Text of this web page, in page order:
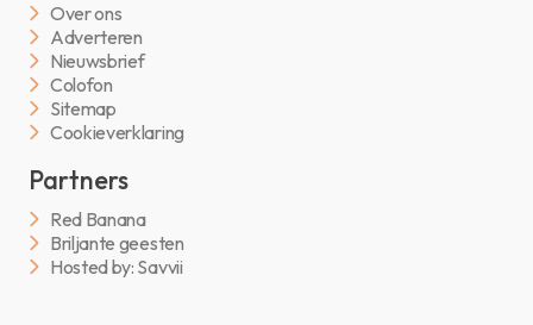
Over ons
Adverteren
Nieuwsbrief
Colofon
Sitemap
Cookieverklaring
Partners
Red Banana
Briljante geesten
Hosted by: Savvii